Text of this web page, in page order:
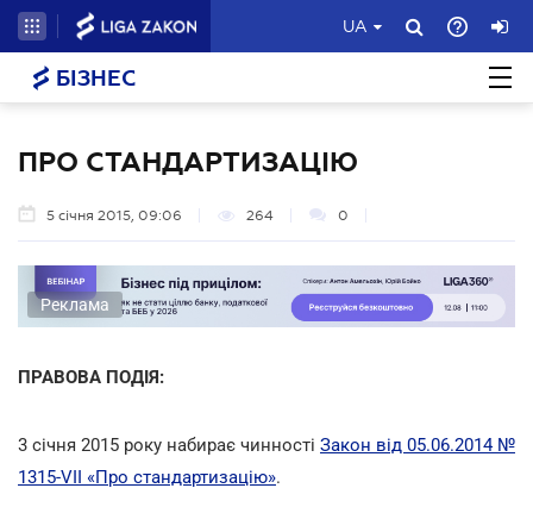
UA
БІЗНЕС
ПРО СТАНДАРТИЗАЦІЮ
5 січня 2015, 09:06 264 0
Реклама
ПРАВОВА ПОДІЯ:
3 січня 2015 року набирає чинності Закон від 05.06.2014 №
1315-VII «Про стандартизацію».